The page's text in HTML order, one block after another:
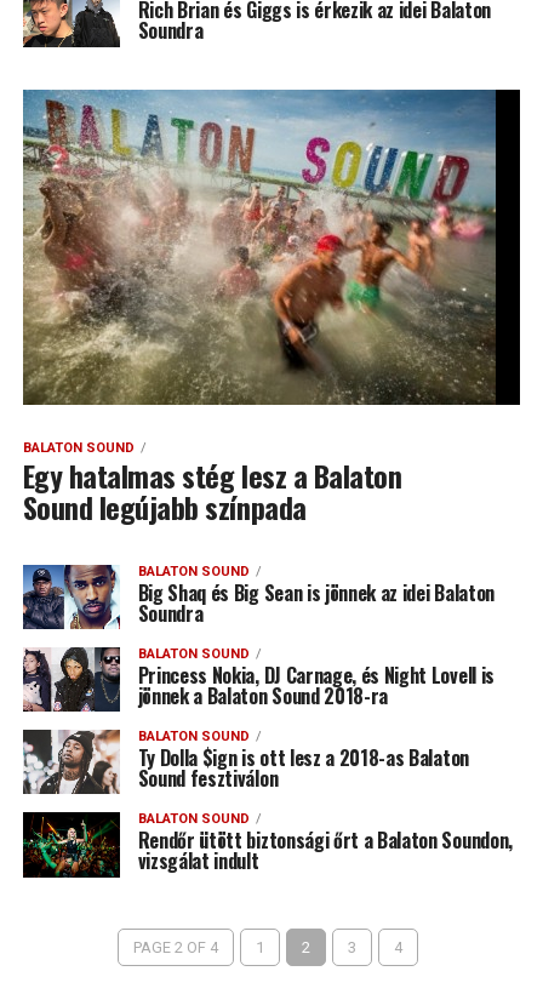
Rich Brian és Giggs is érkezik az idei Balaton
Soundra
BALATON SOUND
Egy hatalmas stég lesz a Balaton
Sound legújabb színpada
BALATON SOUND
Big Shaq és Big Sean is jönnek az idei Balaton
Soundra
BALATON SOUND
Princess Nokia, DJ Carnage, és Night Lovell is
jönnek a Balaton Sound 2018-ra
BALATON SOUND
Ty Dolla $ign is ott lesz a 2018-as Balaton
Sound fesztiválon
BALATON SOUND
Rendőr ütött biztonsági őrt a Balaton Soundon,
vizsgálat indult
PAGE 2 OF 4 1 2 3 4